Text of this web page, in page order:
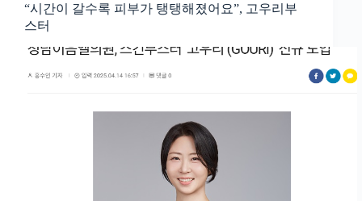
“시간이 갈수록 피부가 탱탱해졌어요”, 고우리부
스터